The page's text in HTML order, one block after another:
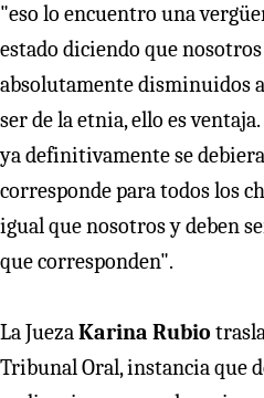
"eso lo encuentro una
estado diciendo que
absolutamente disminuidos
ser de la etnia, ello es
ya definitivamente se
corresponde para todos los
igual que nosotros y deben
que corresponden".
La JuezaKarina Rubio
Tribunal Oral, instancia que